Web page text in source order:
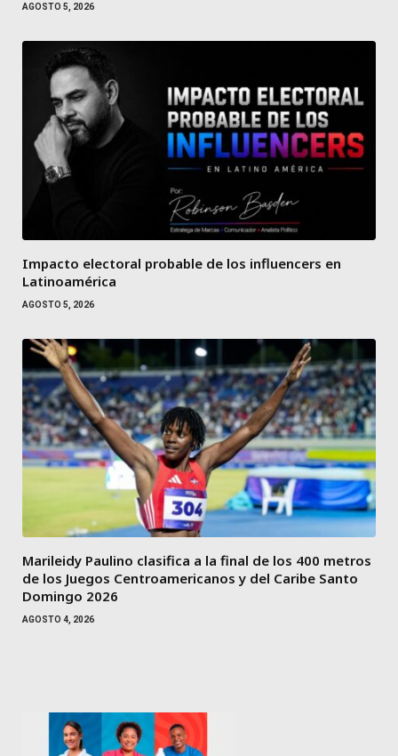
AGOSTO 5, 2026
Impacto electoral probable de los influencers en
Latinoamérica
AGOSTO 5, 2026
Marileidy Paulino clasifica a la final de los 400 metros
de los Juegos Centroamericanos y del Caribe Santo
Domingo 2026
AGOSTO 4, 2026